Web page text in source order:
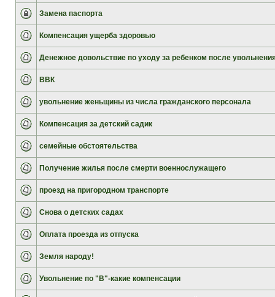
Замена паспорта
Компенсация ущерба здоровью
Денежное довольствие по уходу за ребенком после
ВВК
увольнение женьщины из числа гражданского персонала
Компенсация за детский садик
семейные обстоятельства
Получение жилья после смерти военнослужащего
проезд на пригородном транспорте
Снова о детских садах
Оплата проезда из отпуска
Земля народу!
Увольнение по "В"-какие компенсации